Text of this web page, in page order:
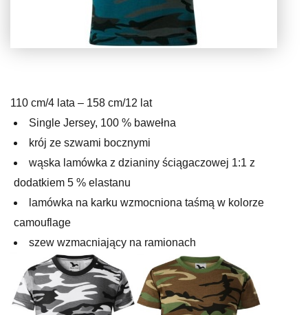
110 cm/4 lata – 158 cm/12 lat
Single Jersey, 100 % bawełna
krój ze szwami bocznymi
wąska lamówka z dzianiny ściągaczowej 1:1 z
dodatkiem 5 % elastanu
lamówka na karku wzmocniona taśmą w kolorze
camouflage
szew wzmacniający na ramionach